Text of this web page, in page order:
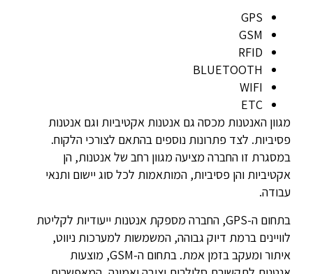
GPS
GSM
RFID
BLUETOOTH
WIFI
ETC
מגוון האנטנות מכסה גם אנטנות אקטיביות וגם אנטנות
פסיביות. לצד פתרונות נוספים בהתאם לצורכי הלקוח.
במסגרת זו החברה מציעה מגוון רחב של אנטנות, הן
אקטיביות והן פסיביות, המותאמות לכל סוג יישום ותנאי
עבודה.
בתחום ה-GPS, החברה מספקת אנטנות ייעודיות לקליטת
לוויינים ברמת דיוק גבוהה, המשמשות למערכות ניווט,
איתור ומעקב בזמן אמת. בתחום ה-GSM, מוצעות